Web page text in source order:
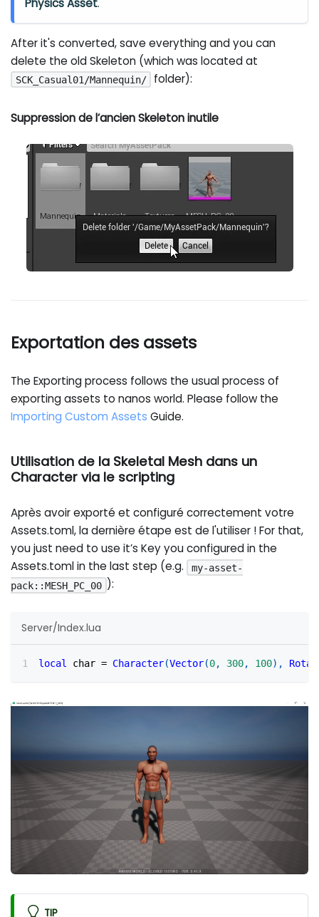
After it's converted, save everything and you can
delete the old Skeleton (which was located at
SCK_Casual01/Mannequin/ folder):
Suppression de l’ancien Skeleton inutile
Exportation des assets
The Exporting process follows the usual process of
exporting assets to nanos world. Please follow the
Importing Custom Assets Guide.
Utilisation de la Skeletal Mesh dans un
Character via le scripting
Après avoir exporté et configuré correctement votre
Assets.toml, la dernière étape est de l'utiliser ! For that,
you just need to use it’s Key you configured in the
Assets.toml in the last step (e.g.
my-asset-
pack::MESH_PC_00 ):
Server/Index.lua
local char = Character(Vector(0, 300, 100) ,
TIP